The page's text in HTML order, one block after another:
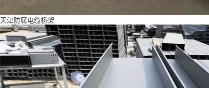
天津防腐电缆桥架